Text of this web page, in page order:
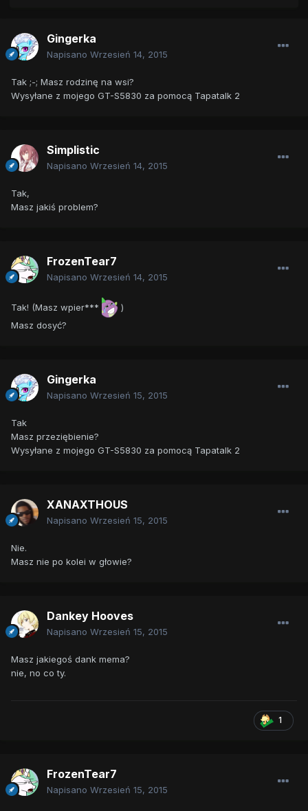
Gingerka
Napisano Wrzesień 14, 2015
Tak ;-; Masz rodzinę na wsi?
Wysyłane z mojego GT-S5830 za pomocą Tapatalk 2
Simplistic
Napisano Wrzesień 14, 2015
Tak,
Masz jakiś problem?
FrozenTear7
Napisano Wrzesień 14, 2015
Tak! (Masz wpier***
)
Masz dosyć?
Gingerka
Napisano Wrzesień 15, 2015
Tak
Masz przeziębienie?
Wysyłane z mojego GT-S5830 za pomocą Tapatalk 2
XANAXTHOUS
Napisano Wrzesień 15, 2015
Nie.
Masz nie po kolei w głowie?
Dankey Hooves
Napisano Wrzesień 15, 2015
Masz jakiegoś dank mema?
nie, no co ty.
1
FrozenTear7
Napisano Wrzesień 15, 2015